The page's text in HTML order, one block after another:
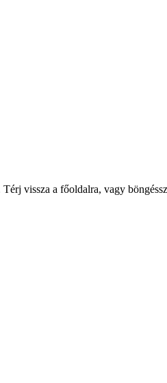
vissza a főoldalra, vagy